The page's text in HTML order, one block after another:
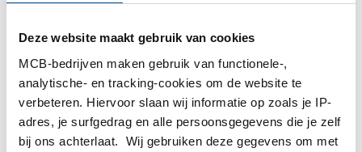
Deze website maakt gebruik van cookies
MCB-bedrijven maken gebruik van functionele-,
analytische- en tracking-cookies om de website te
verbeteren. Hiervoor slaan wij informatie op zoals je IP-
adres, je surfgedrag en alle persoonsgegevens die je zelf
bij ons achterlaat. Wij gebruiken deze gegevens om met
Testas